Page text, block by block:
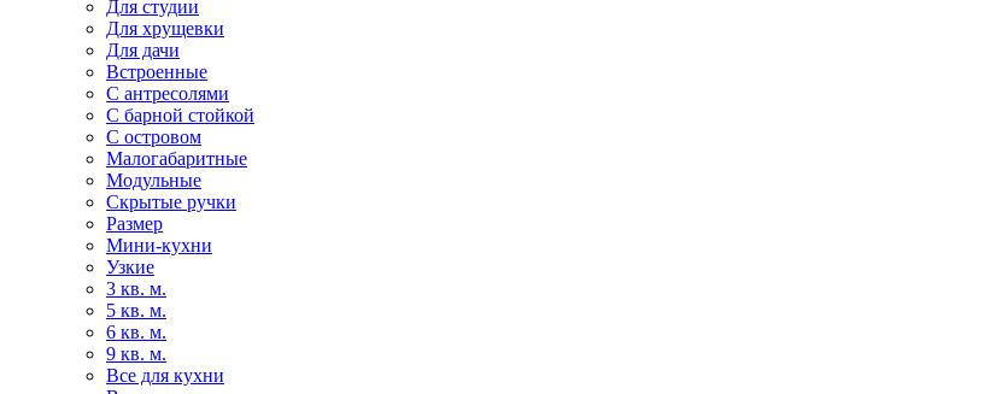
Для студии
Для хрущевки
Для дачи
Встроенные
С антресолями
С барной стойкой
С островом
Малогабаритные
Модульные
Скрытые ручки
Размер
Мини-кухни
Узкие
3 кв. м.
5 кв. м.
6 кв. м.
9 кв. м.
Все для кухни